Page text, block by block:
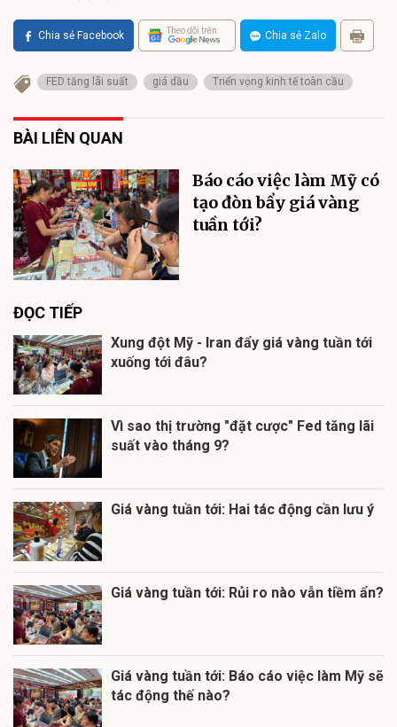
Chia sẻ Facebook Theo dõi trên Chia sẻ Zalo
FED tăng lãi suất giá dầu Triển vọng kinh tế toàn cầu
BÀI LIÊN QUAN
Báo cáo việc làm Mỹ có
tạo đòn bẩy giá vàng
tuần tới?
ĐỌC TIẾP
Xung đột Mỹ - Iran đẩy giá vàng tuần tới
xuống tới đâu?
Vì sao thị trường "đặt cược" Fed tăng lãi
suất vào tháng 9?
Giá vàng tuần tới: Hai tác động cần lưu ý
Giá vàng tuần tới: Rủi ro nào vẫn tiềm ẩn?
Giá vàng tuần tới: Báo cáo việc làm Mỹ sẽ
tác động thế nào?